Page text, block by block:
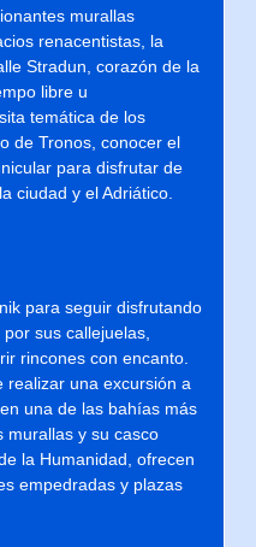
murallas
renacentistas, la
Stradun, corazón de la
libre u
temática de los
de Tronos, conocer el
para disfrutar de
ciudad y el Adriático.
para seguir disfrutando
sus callejuelas,
rincones con encanto.
realizar una excursión a
una de las bahías más
murallas y su casco
la Humanidad, ofrecen
empedradas y plazas